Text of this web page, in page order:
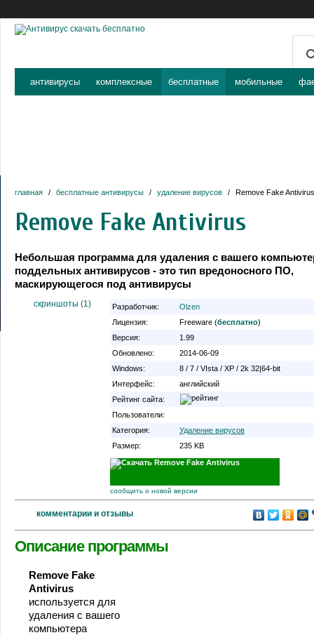
антивирусы комплексные бесплатные мобильные
главная / бесплатные антивирусы / удаление вирусов / Remove Fake
Remove Fake Antivirus
Небольшая программа для удаления с вашего
поддельных антивирусов - это тип вредоносного ПО,
маскирующегося под антивирусы
cкриншоты (1) Разработчик:
Olzen
Лицензия:
Freeware (бесплатно)
Версия:
1.99
Обновлено:
2014-06-09
Windows:
8 / 7 / VIsta / XP / 2k 32|64-bit
Интерфейс:
английский
Рейтинг сайта:
Пользователи:
Категория:
Удаление вирусов
Размер:
235 KB
сообщить о новой версии
комментарии и отзывы
Описание программы
Remove Fake
Antivirus
используется для
удаления c вашего
компьютера